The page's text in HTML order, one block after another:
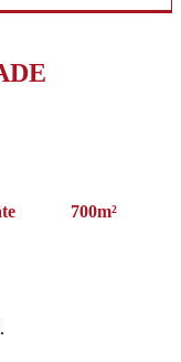
700m²
.